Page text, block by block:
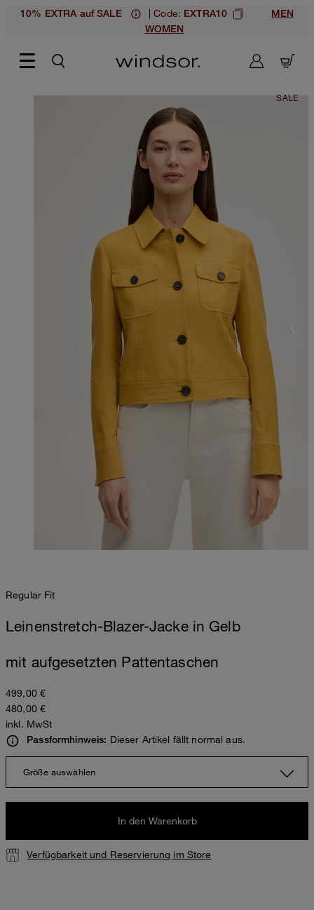
10% EXTRA auf SALE | Code: EXTRA10
MEN
WOMEN
Regular Fit
Leinenstretch-Blazer-Jacke in Gelb
mit aufgesetzten Pattentaschen
499,00 €
480,00 €
inkl. MwSt
Passformhinweis: Dieser Artikel fällt normal aus.
Größe auswählen
In den Warenkorb
Verfügbarkeit und Reservierung im Store